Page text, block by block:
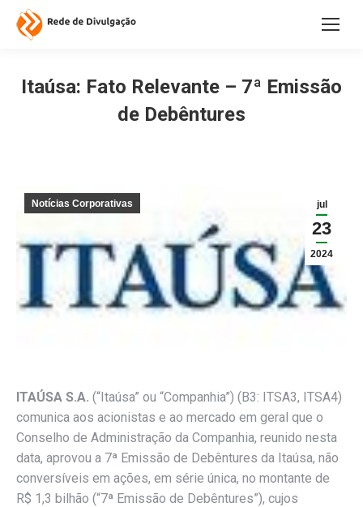
Itaúsa: Fato Relevante – 7ª Emissão
de Debêntures
jul
23
2024
Notícias Corporativas
ITAÚSA S.A. (“Itaúsa” ou “Companhia”) (B3: ITSA3, ITSA4)
comunica aos acionistas e ao mercado em geral que o
Conselho de Administração da Companhia, reunido nesta
data, aprovou a 7ª Emissão de Debêntures da Itaúsa, não
conversíveis em ações, em série única, no montante de
R$ 1,3 bilhão (“7ª Emissão de Debêntures”), cujos